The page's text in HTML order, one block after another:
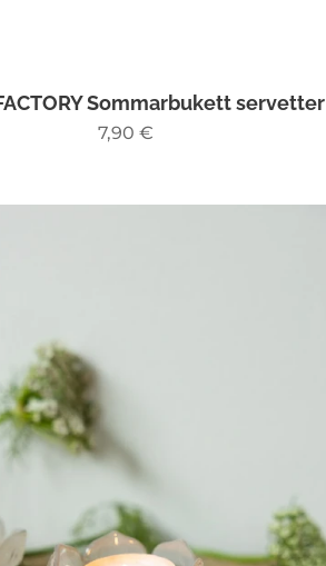
Sommarbukett servetter
7,90 €